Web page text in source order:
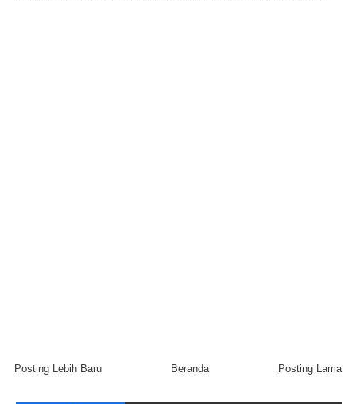
Posting Lebih Baru Posting Lama
Beranda